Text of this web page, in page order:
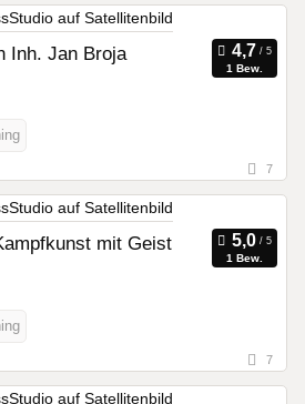
Inh. Jan Broja
1 Bew.
7
mit Geist
1 Bew.
7